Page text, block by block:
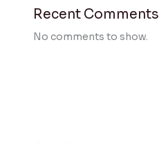
Recent Comments
No comments to show.